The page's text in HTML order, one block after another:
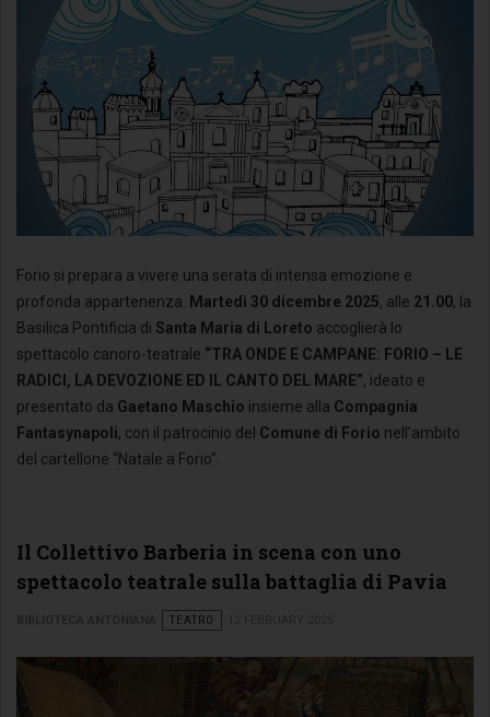
Forio si prepara a vivere una serata di intensa emozione e
profonda appartenenza. Martedì 30 dicembre 2025, alle 21.00, la
Basilica Pontificia di Santa Maria di Loreto accoglierà lo
spettacolo canoro-teatrale “TRA ONDE E CAMPANE: FORIO – LE
RADICI, LA DEVOZIONE ED IL CANTO DEL MARE”, ideato e
presentato da Gaetano Maschio insieme alla Compagnia
Fantasynapoli, con il patrocinio del Comune di Forio nell’ambito
del cartellone “Natale a Forio”.
Il Collettivo Barberia in scena con uno
spettacolo teatrale sulla battaglia di Pavia
TEATRO